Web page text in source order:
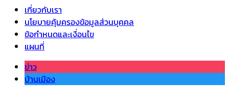
เกี่ยวกับเรา
นโยบายคุ้มครองข้อมูลส่วนบุคคล
ข้อกำหนดและเงื่อนไข
แผนที่
ข่าว
บ้านเมือง